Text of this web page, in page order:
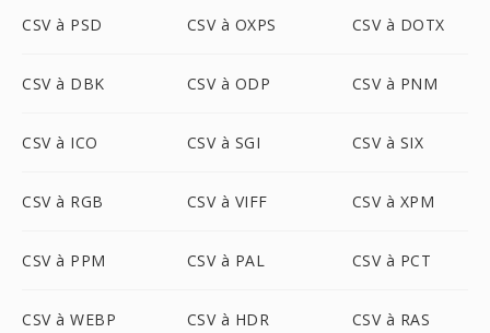
CSV à PSD CSV à OXPS CSV à DOTX
CSV à DBK CSV à ODP CSV à PNM
CSV à ICO CSV à SGI CSV à SIX
CSV à RGB CSV à VIFF CSV à XPM
CSV à PPM CSV à PAL CSV à PCT
CSV à WEBP CSV à HDR CSV à RAS